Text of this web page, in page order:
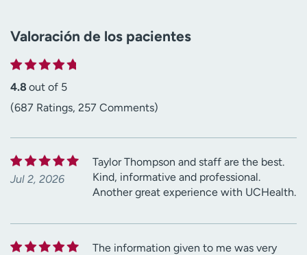
Valoración de los pacientes
4.8 out of 5
(687 Ratings, 257 Comments)
Jul 2, 2026
Taylor Thompson and staff are the best.
Kind, informative and professional.
Another great experience with UCHealth.
The information given to me was very